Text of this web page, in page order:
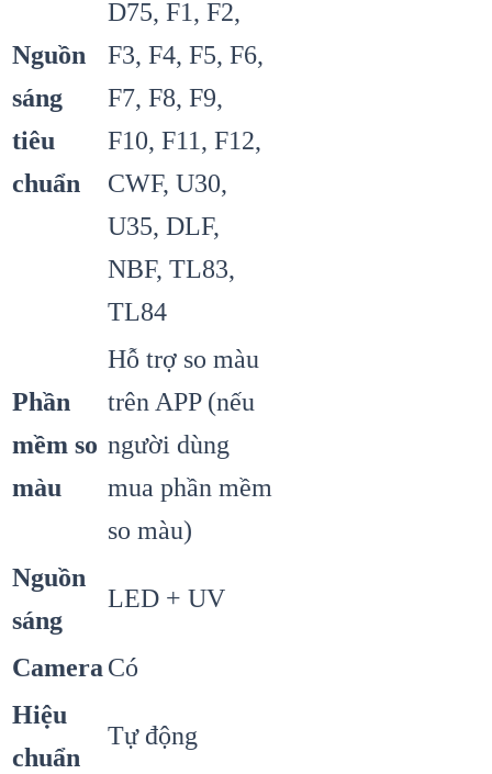
Nguồn
sáng
tiêu
chuẩn
D75, F1, F2,
F3, F4, F5, F6,
F7, F8, F9,
F10, F11, F12,
CWF, U30,
U35, DLF,
NBF, TL83,
TL84
Phần
mềm so
màu
Hỗ trợ so màu
trên APP (nếu
người dùng
mua phần mềm
so màu)
Nguồn
sáng
LED + UV
CameraCó
Hiệu
chuẩn
Tự động